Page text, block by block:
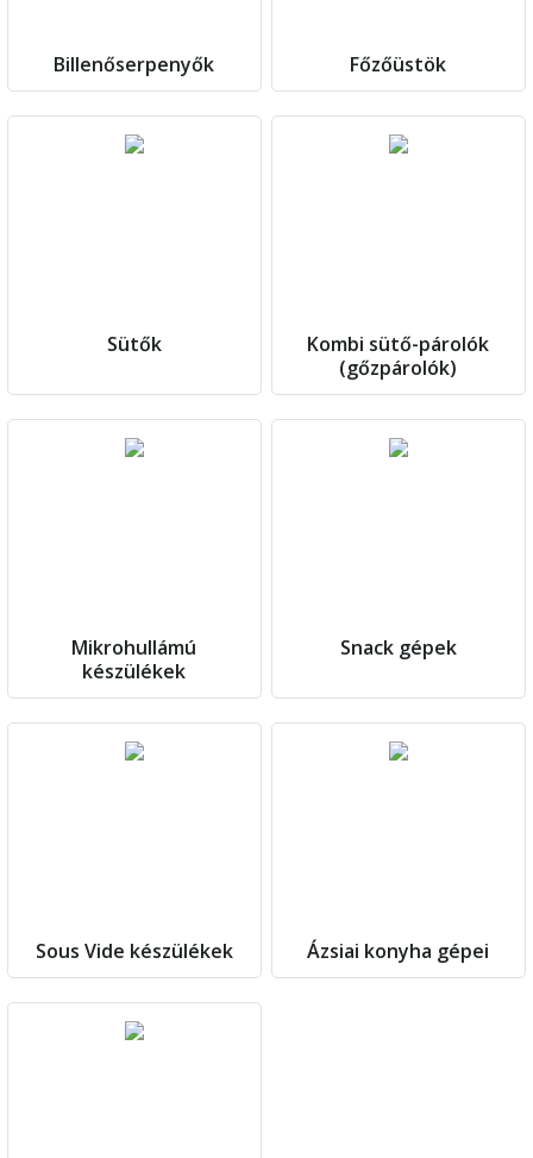
Billenőserpenyők Főzőüstök
Sütők
Kombi sütő-párolók
(gőzpárolók)
Mikrohullámú
készülékek
Snack gépek
Sous Vide készülékek Ázsiai konyha gépei